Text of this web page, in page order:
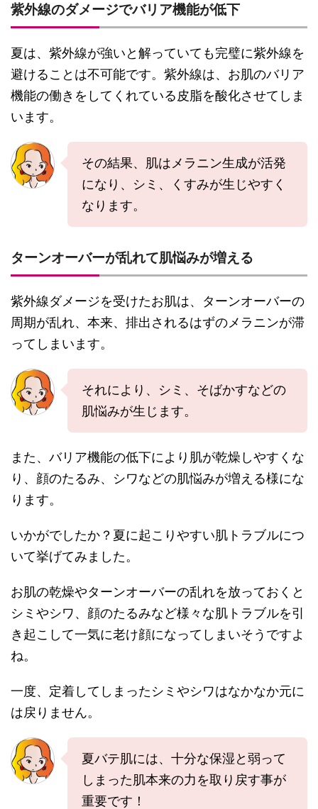
紫外線のダメージでバリア機能が低下
夏は、紫外線が強いと解っていても完璧に紫外線を
避けることは不可能です。紫外線は、お肌のバリア
機能の働きをしてくれている皮脂を酸化させてしま
います。
その結果、肌はメラニン生成が活発
になり、シミ、くすみが生じやすく
なります。
ターンオーバーが乱れて肌悩みが増える
紫外線ダメージを受けたお肌は、ターンオーバーの
周期が乱れ、本来、排出されるはずのメラニンが滞
ってしまいます。
それにより、シミ、そばかすなどの
肌悩みが生じます。
また、バリア機能の低下により肌が乾燥しやすくな
り、顔のたるみ、シワなどの肌悩みが増える様にな
ります。
いかがでしたか？夏に起こりやすい肌トラブルにつ
いて挙げてみました。
お肌の乾燥やターンオーバーの乱れを放っておくと
シミやシワ、顔のたるみなど様々な肌トラブルを引
き起こして一気に老け顔になってしまいそうですよ
ね。
一度、定着してしまったシミやシワはなかなか元に
は戻りません。
夏バテ肌には、十分な保湿と弱って
しまった肌本来の力を取り戻す事が
重要です！